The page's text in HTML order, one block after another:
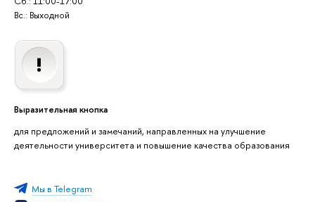
Вс.: Выходной
Выразительная кнопка
для предложений и замечаний, направленных на улучшение
деятельности университета и повышение качества образования
Мы в Telegram